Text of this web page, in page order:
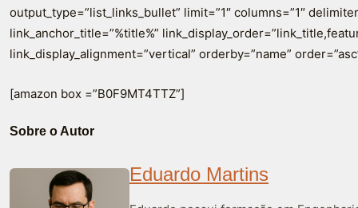
output_type=”list_links_bullet” limit=”1″ columns=”1″
link_anchor_title=”%title%”
link_display_alignment=”vertical” orderby=”name”
[amazon box =”B0F9MT4TTZ”]
Sobre o Autor
Eduardo Martins